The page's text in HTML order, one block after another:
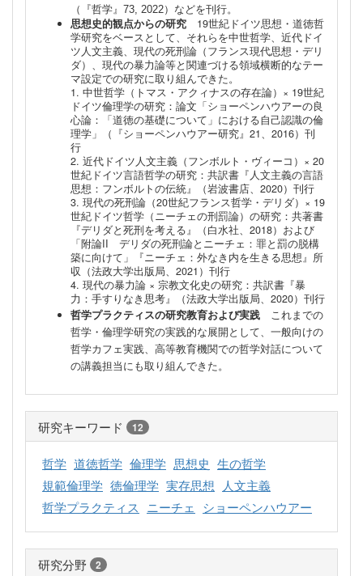
（『哲学』73, 2022）などを刊行。
思想史的観点からの研究 19世紀ドイツ思想・道徳哲
学研究をベースとして、それらを中世哲学、近代ドイ
ツ人文主義、現代の死刑論（フランス現代思想・デリ
ダ）、現代の暴力論等と関連づける領域横断的なテー
マ設定での研究に取り組んできた。
1. 中世哲学（トマス・アクィナスの存在論）× 19世紀
ドイツ倫理学の研究：論文「ショーペンハウアーの良
心論：「道徳の基礎について」における自己認識の倫
理学」（『ショーペンハウアー研究』21、2016）刊
行
2. 近代ドイツ人文主義（フンボルト・ヴィーコ）× 20
世紀ドイツ言語哲学の研究：共訳書『人文主義の言語
思想：フンボルトの伝統』（岩波書店、2020）刊行
3. 現代の死刑論（20世紀フランス哲学・デリダ）× 19
世紀ドイツ哲学（ニーチェの刑罰論）の研究：共著書
『デリダと死刑を考える』（白水社、2018）および
「附論II デリダの死刑論とニーチェ：罪と罰の脱構
築に向けて」『ニーチェ：外なき内を生きる思想』所
収（法政大学出版局、2021）刊行
4. 現代の暴力論 × 宗教文化史の研究：共訳書『暴
力：手すりなき思考』（法政大学出版局、2020）刊行
哲学プラクティスの研究教育および実践 これまでの
哲学・倫理学研究の実践的な展開として、一般向けの
哲学カフェ実践、高等教育機関での哲学対話について
の講義担当にも取り組んできた。
研究キーワード 12
哲学 道徳哲学 倫理学 思想史 生の哲学
規範倫理学 徳倫理学 実存思想 人文主義
哲学プラクティス ニーチェ ショーペンハウアー
研究分野 2